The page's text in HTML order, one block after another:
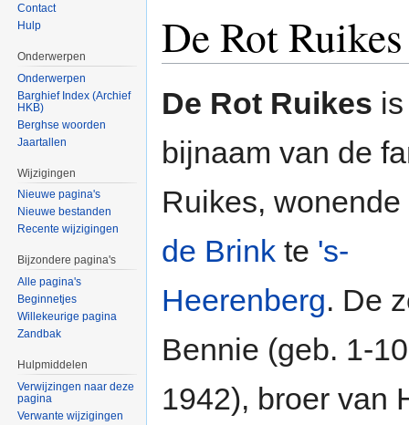
De Rot Ruikes
De Rot Ruikes
bijnaam van de
Ruikes, wonende
de Brink te 's-
Heerenberg. De
Bennie (geb. 1-
1942), broer van
Contact
Hulp
Onderwerpen
Onderwerpen
Barghief Index (Archief
HKB)
Berghse woorden
Jaartallen
Wijzigingen
Nieuwe pagina's
Nieuwe bestanden
Recente wijzigingen
Bijzondere pagina's
Alle pagina's
Beginnetjes
Willekeurige pagina
Zandbak
Hulpmiddelen
Verwijzingen naar deze
pagina
Verwante wijzigingen